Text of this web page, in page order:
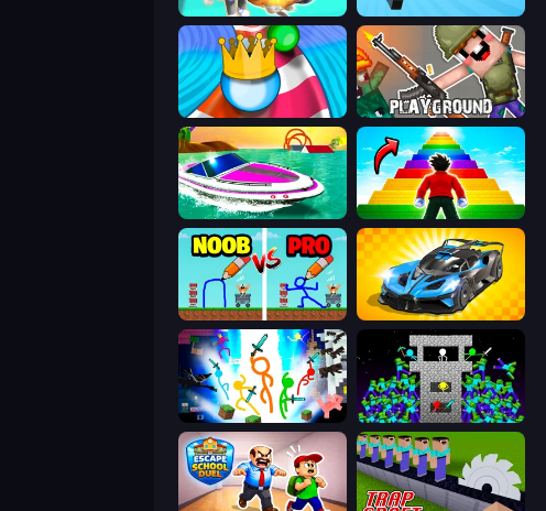
Pet Trainer Duel Paper Minecraft
Aquapark Balls Party Playground
Jet Boat Racing Obby Highest Jump Ever
DOP Noob: Draw to Save GT Cars Mega Ramps
Stickman Epic Stick Epic Fighter